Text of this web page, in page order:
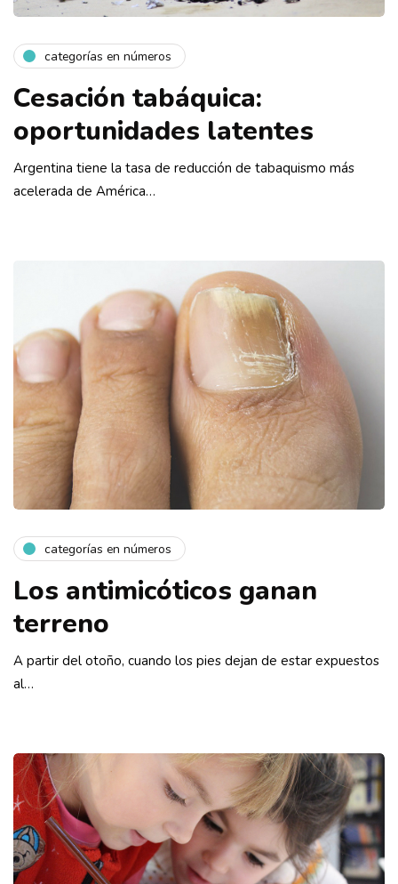
categorías en números
Cesación tabáquica:
oportunidades latentes
Argentina tiene la tasa de reducción de tabaquismo más
acelerada de América…
categorías en números
Los antimicóticos ganan
terreno
A partir del otoño, cuando los pies dejan de estar expuestos
al…